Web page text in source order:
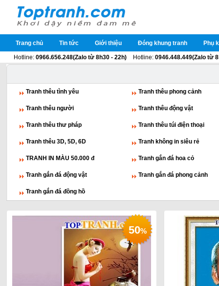
Trang chủ Tin tức Giới thiệu Đóng khung tranh Phụ
Hotline:0966.656.248(Zalo từ 8h30 - 22h) Hotline:0946.448.449(Zalo từ
Tranh thêu tình yêu Tranh thêu phong cảnh
Tranh thêu người Tranh thêu động vật
Tranh thêu thư pháp Tranh thêu túi điện thoại
Tranh thêu 3D, 5D, 6D Tranh không in siêu rẻ
TRANH IN MÀU 50.000 đ Tranh gắn đá hoa cỏ
Tranh gắn đá động vật Tranh gắn đá phong cảnh
Tranh gắn đá đồng hồ
50%